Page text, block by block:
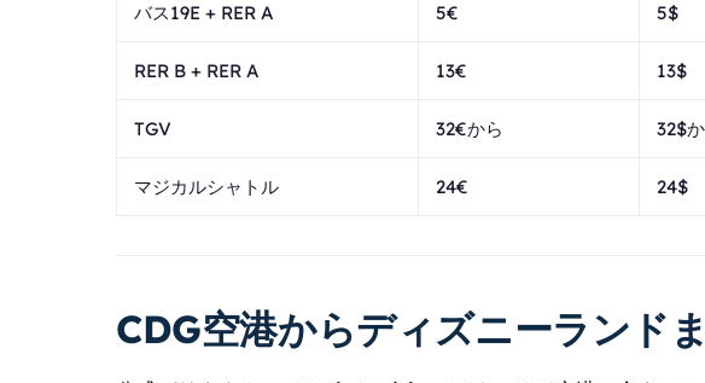
バス19E + RER A 5€ 5$
RER B + RER A 13€ 13$
TGV 32€から 32$
マジカルシャトル 24€ 24$
CDG空港からディズニーランド